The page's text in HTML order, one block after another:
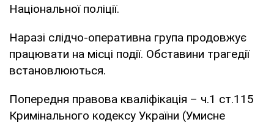
Національної поліції.
Наразі слідчо-оперативна група продовжує
працювати на місці події. Обставини трагедії
встановлюються.
Попередня правова кваліфікація – ч.1 ст.115
Кримінального кодексу України (Умисне